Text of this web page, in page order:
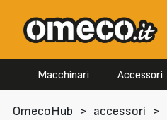
Macchinari Accessori
OmecoHub > accessori >